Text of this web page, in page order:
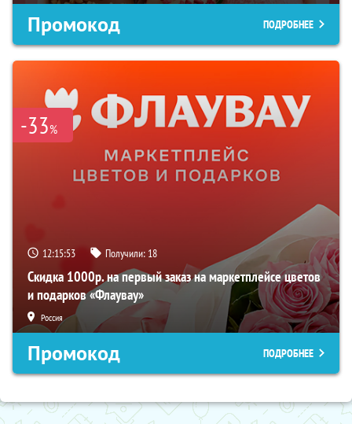
Промокод ПОДРОБНЕЕ
-33%
12:15:52 Получили: 18
Скидка 1000р. на первый заказ на маркетплейсе цветов
и подарков «Флаувау»
Россия
Промокод ПОДРОБНЕЕ